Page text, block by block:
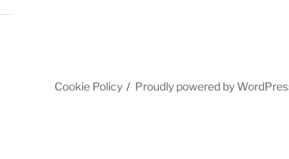
Cookie Policy Proudly powered by